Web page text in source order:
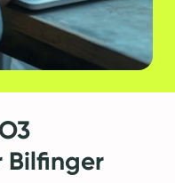
Bilfinger